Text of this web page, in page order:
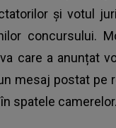
și votul
concursului.
care a anunțat
mesaj postat pe
spatele camerelor.